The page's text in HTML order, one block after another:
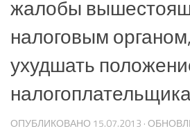
жалобы
налоговым
ухудшать
ОПУБЛИКОВАНО 15.07.2013 ·